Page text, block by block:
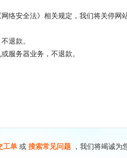
络安全法》相关规定，我们将关停网
退款。
服务器业务，不退款。
工单 或 搜索常见问题 ，我们将竭诚为